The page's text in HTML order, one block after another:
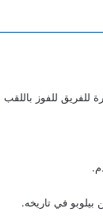
كرواتيا للمرة الثالثة في تاريخه، والأولى منذ عام 2016، في ظل
في تاريخه.